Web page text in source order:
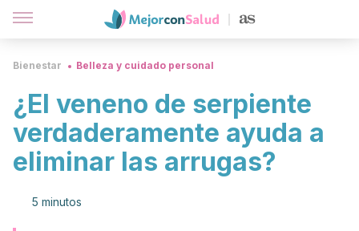
Bienestar Belleza y cuidado personal
¿El veneno de serpiente
verdaderamente ayuda a
eliminar las arrugas?
5 minutos